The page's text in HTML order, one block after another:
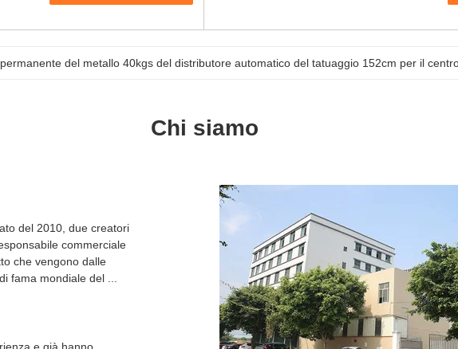
del metallo 40kgs del distributore automatico del tatuaggio 152cm per il
Chi siamo
del 2010, due creatori
commerciale
che vengono dalle
fama mondiale del ...